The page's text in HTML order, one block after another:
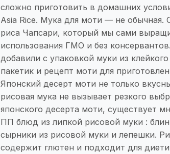
сложно приготовить в домашних
Asia Rice. Мука для моти — не обычная.
риса Чапсари, который мы сами
использования ГМО и без
добавили с упаковкой муки из
пакетик и рецепт моти для
Японский десерт моти не только
рисовая мука не вызывает резкого
японского десерта моти, существует
ПП блюд из липкой рисовой муки :
сырники из рисовой муки и лепешки.
содержит глютен и подходит для